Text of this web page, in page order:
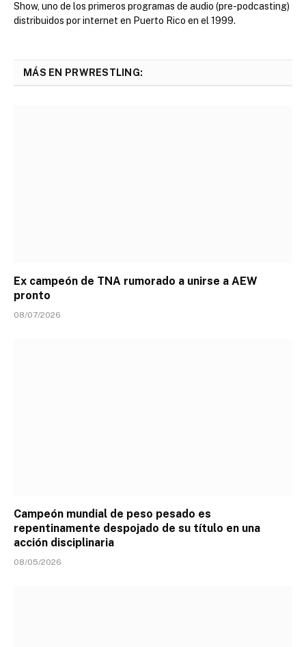
Show, uno de los primeros programas de audio (pre-podcasting)
distribuidos por internet en Puerto Rico en el 1999.
MÁS EN PRWRESTLING:
Ex campeón de TNA rumorado a unirse a AEW
pronto
08/07/2026
Campeón mundial de peso pesado es
repentinamente despojado de su título en una
acción disciplinaria
08/05/2026